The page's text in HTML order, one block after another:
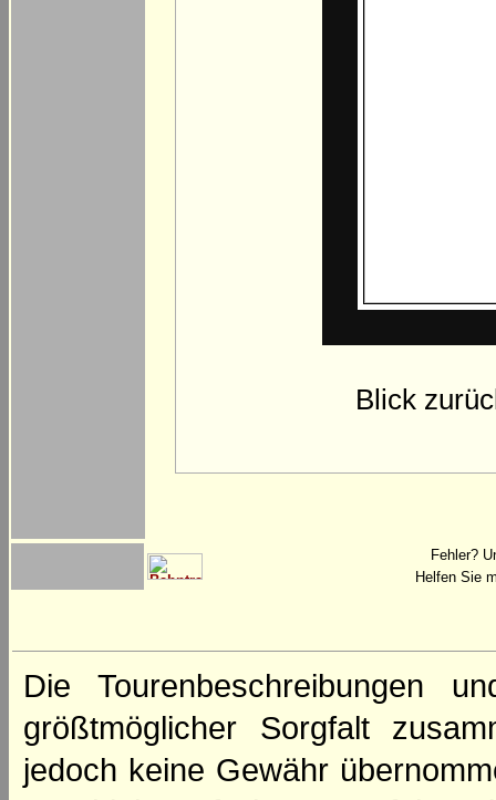
Blick
Fehler?
Helfen Sie
Die Tourenbeschreibungen
größtmöglicher Sorgfalt
jedoch keine Gewähr